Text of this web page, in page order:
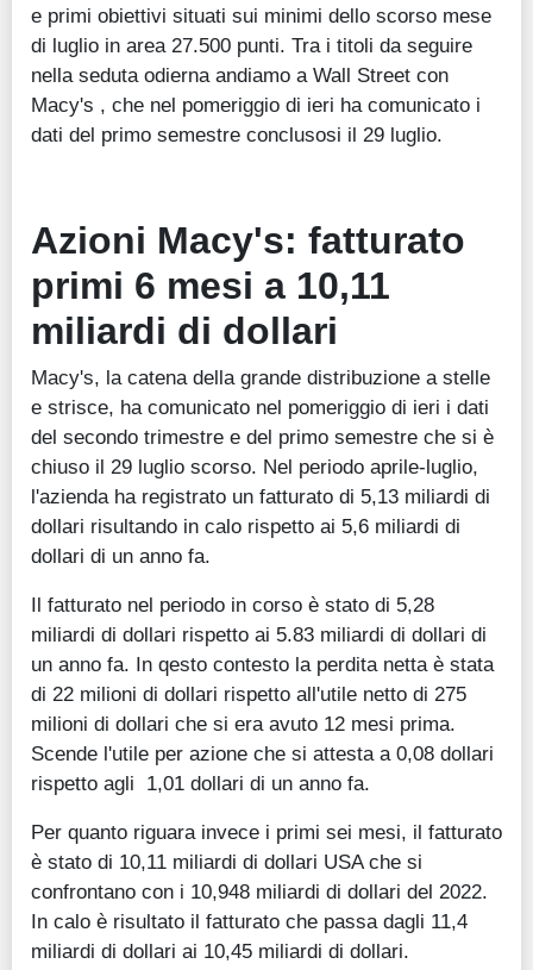
e primi obiettivi situati sui minimi dello scorso mese
di luglio in area 27.500 punti. Tra i titoli da seguire
nella seduta odierna andiamo a Wall Street con
Macy's , che nel pomeriggio di ieri ha comunicato i
dati del primo semestre conclusosi il 29 luglio.
Azioni Macy's: fatturato
primi 6 mesi a 10,11
miliardi di dollari
Macy's, la catena della grande distribuzione a stelle
e strisce, ha comunicato nel pomeriggio di ieri i dati
del secondo trimestre e del primo semestre che si è
chiuso il 29 luglio scorso. Nel periodo aprile-luglio,
l'azienda ha registrato un fatturato di 5,13 miliardi di
dollari risultando in calo rispetto ai 5,6 miliardi di
dollari di un anno fa.
Il fatturato nel periodo in corso è stato di 5,28
miliardi di dollari rispetto ai 5.83 miliardi di dollari di
un anno fa. In qesto contesto la perdita netta è stata
di 22 milioni di dollari rispetto all'utile netto di 275
milioni di dollari che si era avuto 12 mesi prima.
Scende l'utile per azione che si attesta a 0,08 dollari
rispetto agli 1,01 dollari di un anno fa.
Per quanto riguara invece i primi sei mesi, il fatturato
è stato di 10,11 miliardi di dollari USA che si
confrontano con i 10,948 miliardi di dollari del 2022.
In calo è risultato il fatturato che passa dagli 11,4
miliardi di dollari ai 10,45 miliardi di dollari.